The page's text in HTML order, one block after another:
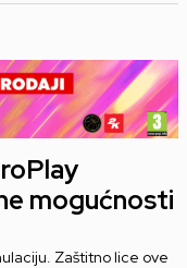
mogućnosti
Zaštitno lice ove